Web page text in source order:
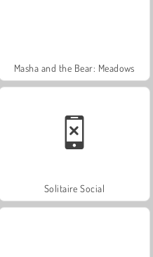
Masha and the Bear: Meadows
Solitaire Social